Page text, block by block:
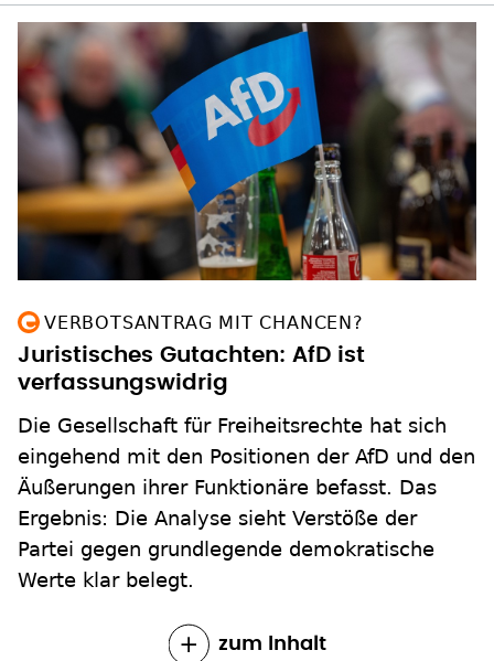
VERBOTSANTRAG MIT CHANCEN?
Juristisches Gutachten: AfD ist
verfassungswidrig
Die Gesellschaft für Freiheitsrechte hat sich
eingehend mit den Positionen der AfD und den
Äußerungen ihrer Funktionäre befasst. Das
Ergebnis: Die Analyse sieht Verstöße der
Partei gegen grundlegende demokratische
Werte klar belegt.
zum Inhalt